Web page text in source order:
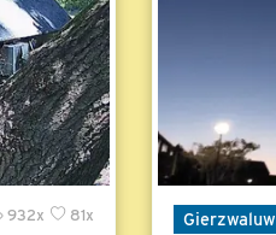
81x
932x Gierzwaluw